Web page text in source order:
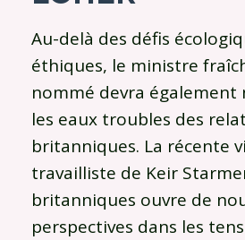
Au-delà des défis
éthiques, le ministre
nommé devra également
les eaux troubles des
britanniques. La récente
travailliste de Keir
britanniques ouvre de
perspectives dans les